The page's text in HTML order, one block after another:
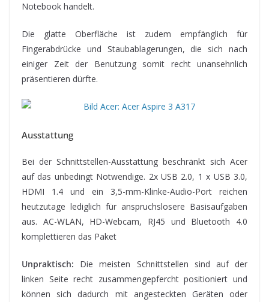
Notebook handelt.
Die glatte Oberfläche ist zudem empfänglich für
Fingerabdrücke und Staubablagerungen, die sich nach
einiger Zeit der Benutzung somit recht unansehnlich
präsentieren dürfte.
Ausstattung
Bei der Schnittstellen-Ausstattung beschränkt sich Acer
auf das unbedingt Notwendige. 2x USB 2.0, 1 x USB 3.0,
HDMI 1.4 und ein 3,5-mm-Klinke-Audio-Port reichen
heutzutage lediglich für anspruchslosere Basisaufgaben
aus. AC-WLAN, HD-Webcam, RJ45 und Bluetooth 4.0
komplettieren das Paket
Unpraktisch: Die meisten Schnittstellen sind auf der
linken Seite recht zusammengepfercht positioniert und
können sich dadurch mit angesteckten Geräten oder